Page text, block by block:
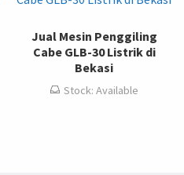
Jual Mesin Penggiling
Cabe GLB-30 Listrik di
Bekasi
Stock: Available